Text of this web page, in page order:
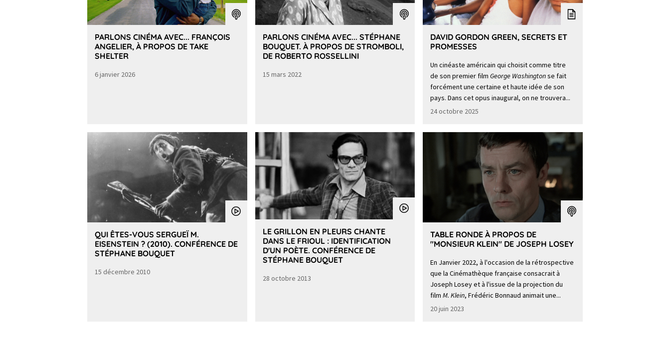
PARLONS CINÉMA AVEC... FRANÇOIS
ANGELIER, À PROPOS DE TAKE
SHELTER
6 janvier 2026
PARLONS CINÉMA AVEC... STÉPHANE
BOUQUET. À PROPOS DE STROMBOLI,
DE ROBERTO ROSSELLINI
15 mars 2022
DAVID GORDON GREEN, SECRETS ET
PROMESSES
Un cinéaste américain qui choisit comme titre
de son premier filmGeorge Washingtonse fait
forcément une certaine et haute idée de son
pays. Dans cet opus inaugural, on ne trouvera...
24 octobre 2025
QUI ÊTES-VOUS SERGUEÏ M.
EISENSTEIN ? (2010). CONFÉRENCE DE
STÉPHANE BOUQUET
15 décembre 2010
LE GRILLON EN PLEURS CHANTE
DANS LE FRIOUL : IDENTIFICATION
D'UN POÈTE. CONFÉRENCE DE
STÉPHANE BOUQUET
28 octobre 2013
TABLE RONDE À PROPOS DE
"MONSIEUR KLEIN" DE JOSEPH LOSEY
En Janvier 2022, à l'occasion de la rétrospective
que la Cinémathèque française consacrait à
Joseph Losey et à l'issue de la projection du
filmM. Klein, Frédéric Bonnaud animait une...
20 juin 2023